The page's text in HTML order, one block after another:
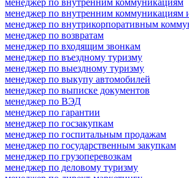
менеджер по внутренним коммуникациям
менеджер по внутрикорпоративным
менеджер по возвратам
менеджер по входящим звонкам
менеджер по въездному туризму
менеджер по выездному туризму
менеджер по выкупу автомобилей
менеджер по выписке документов
менеджер по ВЭД
менеджер по гарантии
менеджер по госзакупкам
менеджер по госпитальным продажам
менеджер по государственным закупкам
менеджер по грузоперевозкам
менеджер по деловому туризму